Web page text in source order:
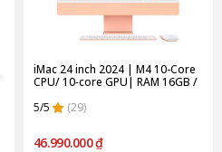
iMac 24 inch 2024 | M4 10-Core
CPU/ 10‑core GPU| RAM 16GB /
hãng)
5/5 (29)
46.990.000 ₫